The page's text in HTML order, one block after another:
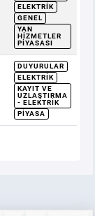
ELEKTRIK
GENEL
YAN
HIZMETLER
PIYASASI
DUYURULAR
ELEKTRIK
KAYIT VE
UZLAŞTIRMA
- ELEKTRIK
PIYASA